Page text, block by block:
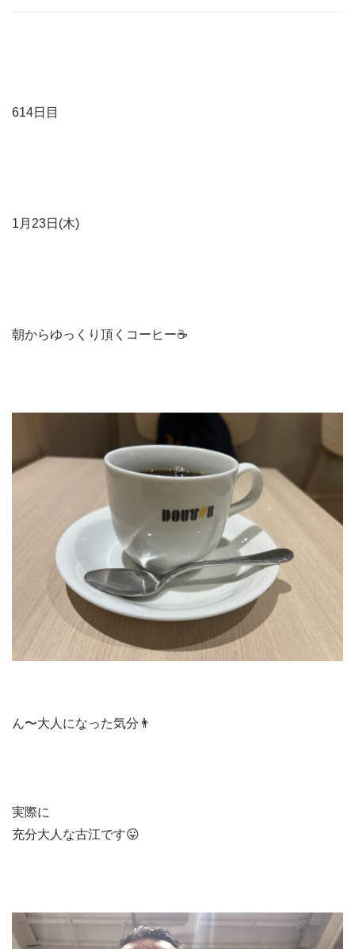
614日目
1月23日(木)
朝からゆっくり頂くコーヒー☕️
ん〜大人になった気分👨
実際に
充分大人な古江です😛